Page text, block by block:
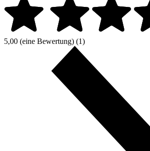
5,00 (eine Bewertung) (1)